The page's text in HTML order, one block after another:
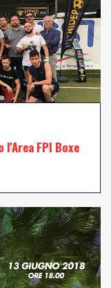
l'Area FPI Boxe